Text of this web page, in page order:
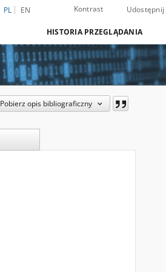
PL EN Kontrast Udostępnij
HISTORIA PRZEGLĄDANIA
Pobierz opis bibliograficzny